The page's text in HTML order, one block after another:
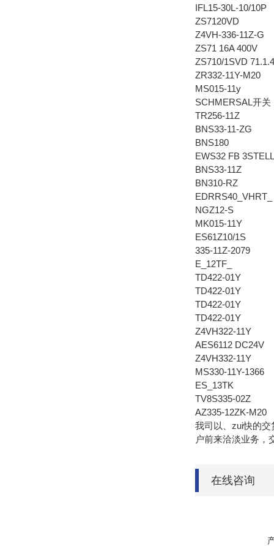
IFL15-30L-10/10P
ZS7120VD
Z4VH-336-11Z-G
ZS71 16A 400V
ZS710/1SVD
ZR332-11Y-M20
MS015-11y
SCHMERSAL开关
TR256-11Z
BNS33-11-ZG
BNS180
EWS32 FB
BNS33-11Z
BN310-RZ
EDRRS40_VHRT_
NGZ12-S
MK015-11Y
ES61Z10/1S
335-11Z-2079
E_12TF_
TD422-01Y
TD422-01Y
TD422-01Y
TD422-01Y
Z4VH322-11Y
AES6112 DC24V
Z4VH332-11Y
MS330-11Y-1366
ES_13TK
TV8S335-02Z
AZ335-12ZK-M20
我司以、zui快的
户前来洽淡业务，
在线咨询